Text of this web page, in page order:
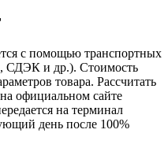
с помощью транспортных
СДЭК и др.). Стоимость
товара. Рассчитать
официальном сайте
на терминал
день после 100%